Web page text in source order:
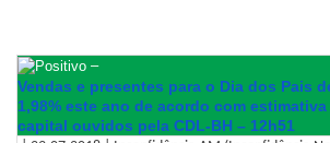
–
Vendas e presentes para o Dia dos Pais
1,98% este ano de acordo com
capital ouvidos pela CDL-BH – 12h51